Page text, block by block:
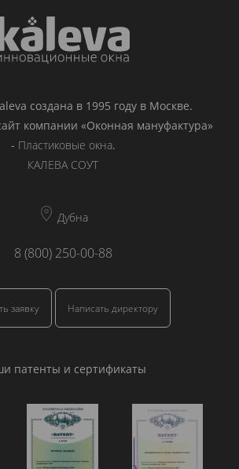
создана в 1995 году в Москве.
компании «Оконная мануфактура»
- Пластиковые окна.
КАЛЕВА СОУТ
Дубна
8 (800) 250-00-88
заявку Написать директору
патенты и сертификаты